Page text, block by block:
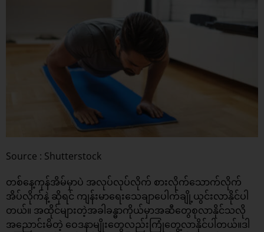
Source : Shutterstock
တစ်နေ့ကုန်အိမ်မှာပဲ အလုပ်လုပ်လိုက် စားလိုက်သောက်လိုက်
အိပ်လိုက်နဲ့ ဆိုရင် ကျန်းမာရေးသေချာပေါက်ချို့ယွင်းလာနိုင်ပါ
တယ်။ အထိုင်များတဲ့အခါခန္ဓာကိုယ်မှာအဆီတွေစုလာနိုင်သလို
အညောင်းမိတဲ့ ဝေဒနာမျိုးတွေလည်းကြုံတွေ့လာနိုင်ပါတယ်။ဒါ